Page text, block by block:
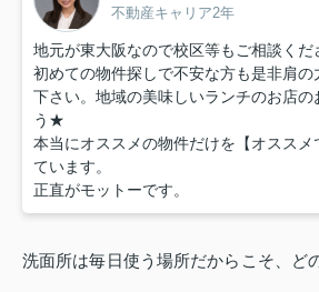
不動産キャリア2年
地元が東大阪なので校区等もご相談くだ
初めての物件探しで不安な方も是非肩
下さい。地域の美味しいランチのお店の
う★
本当にオススメの物件だけを【オススメ
ています。
正直がモットーです。
洗面所は毎日使う場所だからこそ、ど